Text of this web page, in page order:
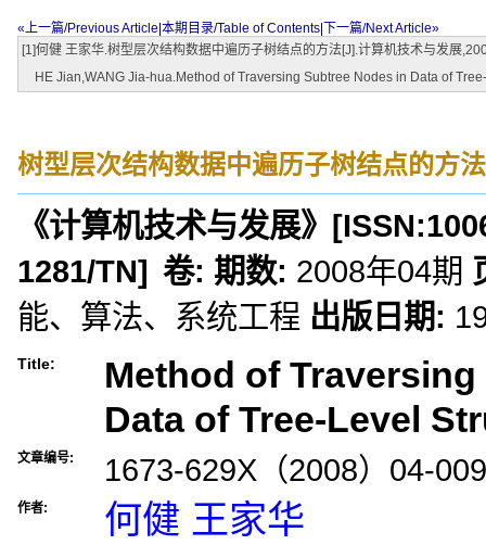
«上一篇/Previous Article 本期目录/Table of Contents
下一篇/Next Article»
[1]何健 王家华.树型层次结构数据中遍历子树结点的方法[J].计算机技术与发展
HE Jian,WANG Jia-hua.Method of Traversing Subtree Nodes in Data of
树型层次结构数据中遍历子树结点的方法
《计算机技术与发展》 [ISSN:
1281/TN] 卷: 期数: 2008年04期
能、算法、系统工程 出版日期:
Title:
Method of
Data of Tree-Level
文章编号: 1673-629X（2008）04-
作者: 何健 王家华